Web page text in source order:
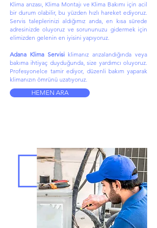
Klima arızası, Klima Montajı ve Klima Bakımı için acil
bir durum olabilir, bu yüzden hızlı hareket ediyoruz.
Servis taleplerinizi aldığımız anda, en kısa sürede
adresinizde oluyoruz ve sorununuzu gidermek için
elimizden gelenin en iyisini yapıyoruz.
Adana Klima Servisiklimanız arızalandığında veya
bakıma ihtiyaç duyduğunda, size yardımcı oluyoruz.
Profesyonelce tamir ediyor, düzenli bakım yaparak
klimanızın ömrünü uzatıyoruz.
HEMEN ARA